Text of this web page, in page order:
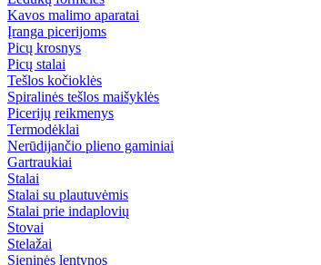
Kavos malimo aparatai
Įranga picerijoms
Picų krosnys
Picų stalai
Tešlos kočioklės
Spiralinės tešlos maišyklės
Picerijų reikmenys
Termodėklai
Nerūdijančio plieno gaminiai
Gartraukiai
Stalai
Stalai su plautuvėmis
Stalai prie indaplovių
Stovai
Stelažai
Sieninės lentynos